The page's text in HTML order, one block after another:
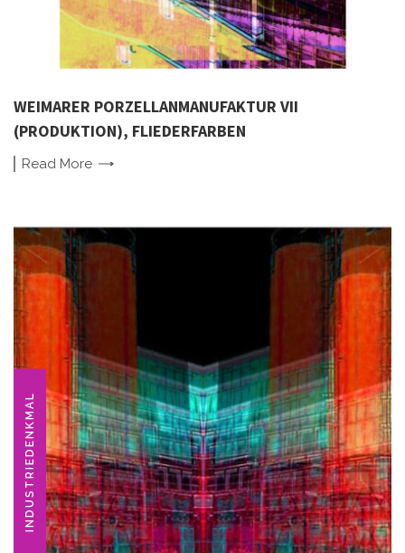
WEIMARER PORZELLANMANUFAKTUR VII
(PRODUKTION), FLIEDERFARBEN
Read More
INDUSTRIEDENKMAL